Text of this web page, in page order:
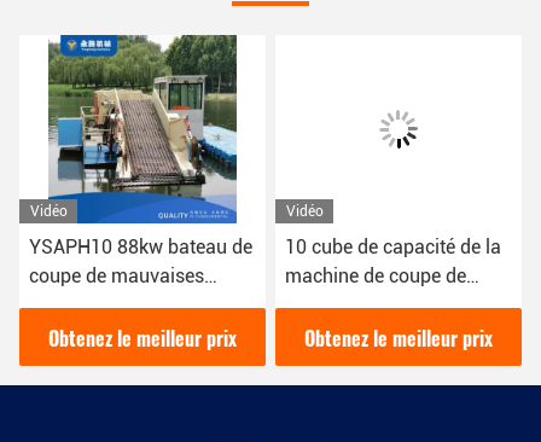
Vidéo
YSAPH10 88kw bateau de
coupe de mauvaises
herbes aquatique 10m3
avec 2 sections de
conception de tige pour
couper l'herbe d'eau
Obtenez le meilleur prix
Vidéo
10 cube de capacité de la
machine de coupe de
mauvaises herbes du lac
sont utilisés pour recueillir
et nettoyer les plantes
d'eau de rivière
Obtenez le meilleur prix